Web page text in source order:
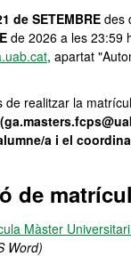
de SETEMBRE des
de 2026 a les 23:59
, apartat
de realitzar la
a i el
de
Màster
Word)